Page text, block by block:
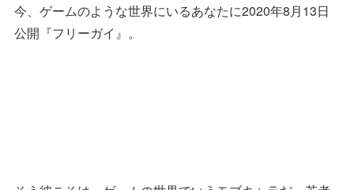
今、ゲームのような世界にいるあなたに2020年8月13日
公開『フリーガイ』。